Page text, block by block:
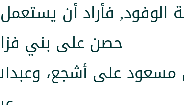
فأراد أن
حصن على بني
مسعود على أشجع،